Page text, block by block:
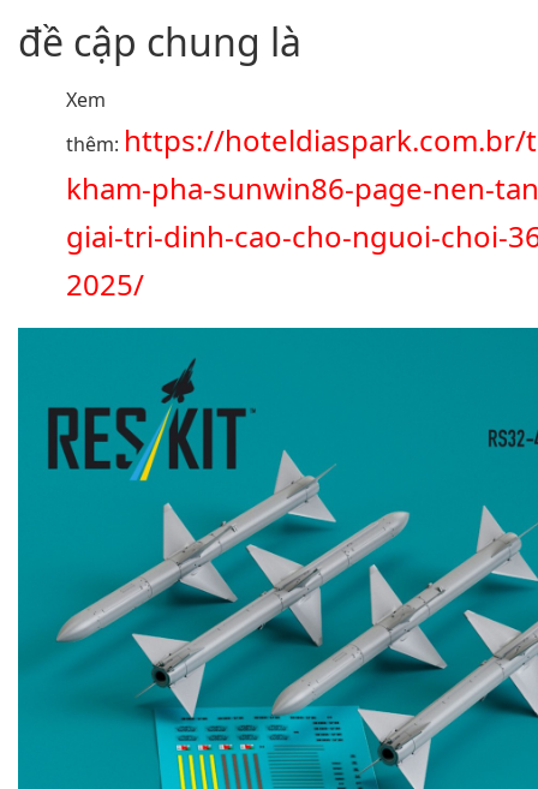
đề cập chung là
Xem
thêm: https://hoteldiaspark.com.br/
kham-pha-sunwin86-page-nen-
giai-tri-dinh-cao-cho-nguoi-choi-
2025/